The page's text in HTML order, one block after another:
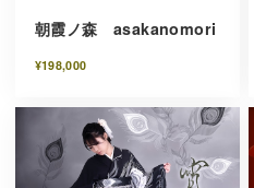
朝霞ノ森 asakanomori
¥198,000